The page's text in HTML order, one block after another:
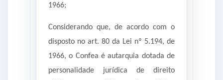
1966;
Considerando que, de acordo com o
disposto no art. 80 da Lei nº 5.194, de
1966, o Confea é autarquia dotada de
personalidade jurídica de direito